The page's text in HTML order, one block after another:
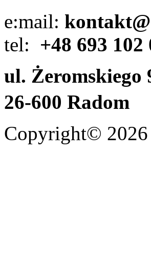
e:mail:
tel: +48 693 102
ul. Żeromskiego
26-600 Radom
Copyright©